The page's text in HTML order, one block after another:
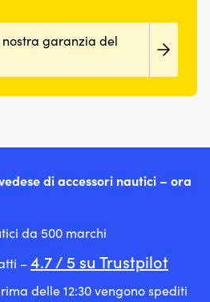
garanzia del
di accessori nautici – ora
da 500 marchi
–4.7 / 5 su Trustpilot
delle 12:30 vengono spediti